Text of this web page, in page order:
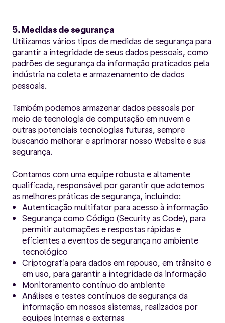
5. Medidas de segurança
Utilizamos vários tipos de medidas de segurança para
garantir a integridade de seus dados pessoais, como
padrões de segurança da informação praticados pela
indústria na coleta e armazenamento de dados
pessoais.
Também podemos armazenar dados pessoais por
meio de tecnologia de computação em nuvem e
outras potenciais tecnologias futuras, sempre
buscando melhorar e aprimorar nosso Website e sua
segurança.
Contamos com uma equipe robusta e altamente
qualificada, responsável por garantir que adotemos
as melhores práticas de segurança, incluindo:
Autenticação multifator para acesso à informação
Segurança como Código (Security as Code), para
permitir automações e respostas rápidas e
eficientes a eventos de segurança no ambiente
tecnológico
Criptografia para dados em repouso, em trânsito e
em uso, para garantir a integridade da informação
Monitoramento contínuo do ambiente
Análises e testes contínuos de segurança da
informação em nossos sistemas, realizados por
equipes internas e externas